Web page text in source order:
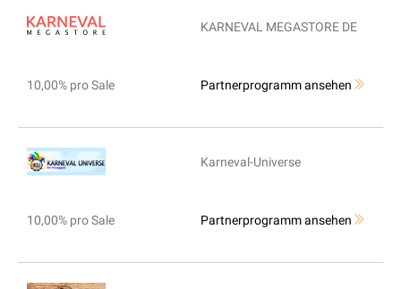
KARNEVAL MEGASTORE DE
10,00% pro Sale Partnerprogramm ansehen
Karneval-Universe
10,00% pro Sale Partnerprogramm ansehen